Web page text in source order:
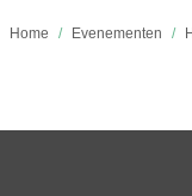
Home / Evenementen /